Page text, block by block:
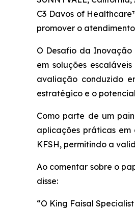
C3 Davos of
promover o
O Desafio da Inovação
em soluções
avaliação conduzido
estratégico e o
Como parte de um
aplicações práticas
KFSH, permitindo a
Ao comentar sobre o
disse:
“O King Faisal